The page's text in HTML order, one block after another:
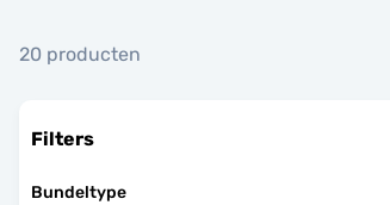
20 producten
Filters
Bundeltype